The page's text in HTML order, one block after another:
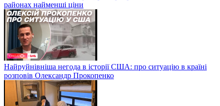
районах найменші ціни
Найруйнівніша негода в історії США: про ситуацію в країні
розповів Олександр Прокопенко